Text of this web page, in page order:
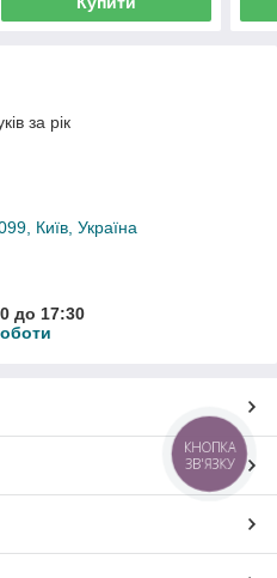
за рік
Київ, Україна
до 17:30
КНОПКА
ЗВ'ЯЗКУ